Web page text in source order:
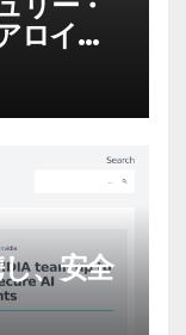
ロイの
ォー
安を
、安全